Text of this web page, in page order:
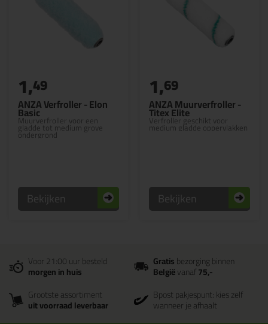
ANZA Verfroller - Elon
Basic
Muurverfroller voor een
gladde tot medium grove
ondergrond
1,49
Bekijken
ANZA Muurverfroller -
Titex Elite
Verfroller geschikt voor
medium gladde oppervlakken
1,69
Bekijken
Voor 21:00 uur besteld
morgen in huis
Gratisbezorging binnen
Belgiëvanaf75,-
Grootste assortiment
uit voorraad leverbaar
Bpost pakjespunt: kies zelf
wanneer je afhaalt